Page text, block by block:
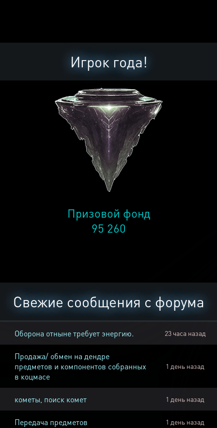
Игрок года!
Призовой фонд
95 260
Свежие сообщения с форума
Оборона отныне требует энергию. 23 часа назад
Продажа/ обмен на дендре
предметов и компонентов собранных
в коцмасе
1 день назад
кометы, поиск комет 1 день назад
Передача предметов 1 день назад